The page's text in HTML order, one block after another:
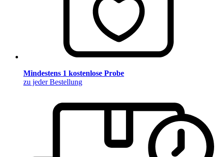
Mindestens 1 kostenlose Probe
zu jeder Bestellung